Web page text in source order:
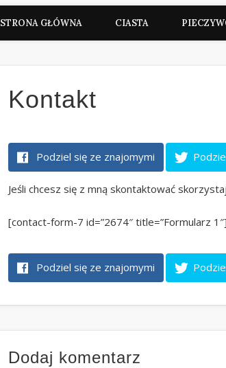
STRONA GŁÓWNA CIASTA
Kontakt
Podziel się ze znajomymi
Jeśli chcesz się z mną skontaktować
[contact-form-7 id=”2674″ title=”Formularz 1″]
Podziel się ze znajomymi
Dodaj komentarz